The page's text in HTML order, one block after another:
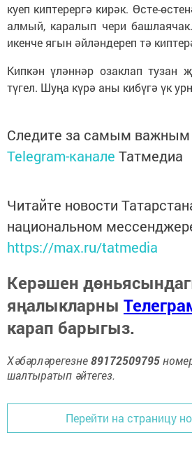
куеп киптерергә кирәк. Өсте-
алмый, каралып чери
икенче ягын әйләндереп тә
Кипкән үләннәр озаклап тузан
түгел. Шуңа күрә аны кибүгә үк
Следите за самым важным
Telegram-канале Татмедиа
Читайте новости
национальном
https://max.ru/tatmedia
Керәшен
яңалыкларны
карап барыгыз.
Хәбәрләрегезне89172509795
шалтыратып әйтегез.
Перейти на страницу